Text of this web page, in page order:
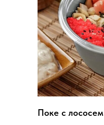
Поке с лососем